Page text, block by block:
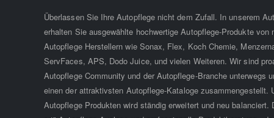
Überlassen Sie Ihre Autopflege nicht dem Zufall. In unserem
erhalten Sie ausgewählte hochwertige Autopflege-Produkte von
Autopflege Herstellern wie Sonax, Flex, Koch Chemie,
ServFaces, APS, Dodo Juice, und vielen Weiteren. Wir sind
Autopflege Community und der Autopflege-Branche unterwegs
einen der attraktivsten Autopflege-Kataloge zusammengestellt.
Autopflege Produkten wird ständig erweitert und neu balanciert.